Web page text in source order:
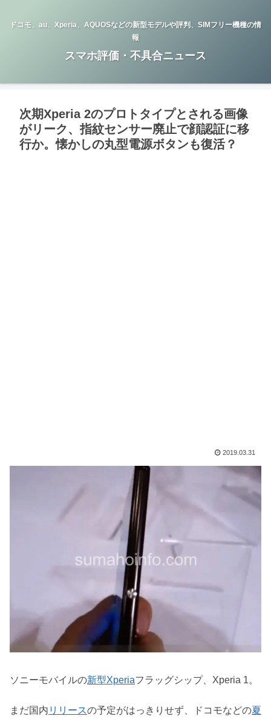
ドコモ、au、Xperia、AQUOSなどの新型モデルや評判、SIMフリー機種の情
報
スマホ評価・不具合ニュース
次期Xperia 2のプロトタイプとされる画像
がリーク、指紋センサー廃止で顔認証に移
行か。懐かしの丸型電源ボタンも復活？
2019.03.31
ソニーモバイルの新型Xperiaフラッグシップ、Xperia 1。
まだ国内 リリースの予定がはっきりせず、ドコモなどの夏